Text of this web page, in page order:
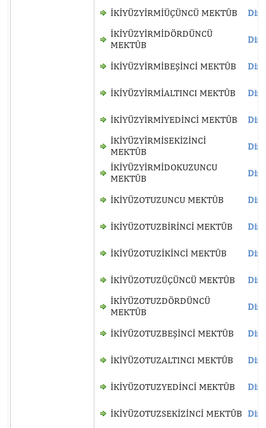
İKİYÜZYİRMİÜÇÜNCÜ MEKTÛB
İKİYÜZYİRMİDÖRDÜNCÜ
MEKTÛB
İKİYÜZYİRMİBEŞİNCİ MEKTÛB
İKİYÜZYİRMİALTINCI MEKTÛB
İKİYÜZYİRMİYEDİNCİ MEKTÛB
İKİYÜZYİRMİSEKİZİNCİ
MEKTÛB
İKİYÜZYİRMİDOKUZUNCU
MEKTÛB
İKİYÜZOTUZUNCU MEKTÛB
İKİYÜZOTUZBİRİNCİ MEKTÛB
İKİYÜZOTUZİKİNCİ MEKTÛB
İKİYÜZOTUZÜÇÜNCÜ MEKTÛB
İKİYÜZOTUZDÖRDÜNCÜ
MEKTÛB
İKİYÜZOTUZBEŞİNCİ MEKTÛB
İKİYÜZOTUZALTINCI MEKTÛB
İKİYÜZOTUZYEDİNCİ MEKTÛB
İKİYÜZOTUZSEKİZİNCİ MEKTÛB